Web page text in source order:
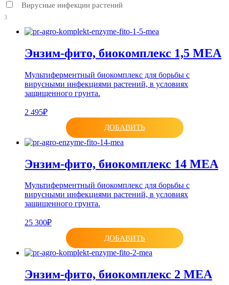
Вирусные инфекции растений
3
Энзим-фито, биокомплекс 1,5 МЕА
Мультиферментный биокомплекс для борьбы с
вирусными инфекциями растений, в условиях
защищенного грунта.
2 495₽
ДОБАВИТЬ
Энзим-фито, биокомплекс 14 МЕА
Мультиферментный биокомплекс для борьбы с
вирусными инфекциями растений, в условиях
защищенного грунта.
25 300₽
ДОБАВИТЬ
Энзим-фито, биокомплекс 2 МЕА